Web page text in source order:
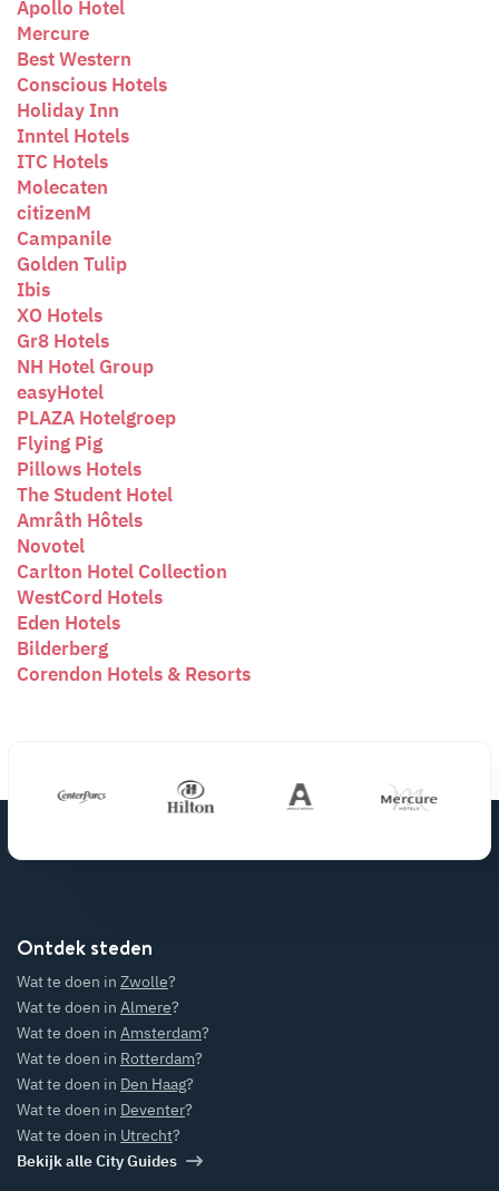
Apollo Hotel
Mercure
Best Western
Conscious Hotels
Holiday Inn
Inntel Hotels
ITC Hotels
Molecaten
citizenM
Campanile
Golden Tulip
Ibis
XO Hotels
Gr8 Hotels
NH Hotel Group
easyHotel
PLAZA Hotelgroep
Flying Pig
Pillows Hotels
The Student Hotel
Amrâth Hôtels
Novotel
Carlton Hotel Collection
WestCord Hotels
Eden Hotels
Bilderberg
Corendon Hotels & Resorts
Ontdek steden
Wat te doen in Zwolle?
Wat te doen in Almere?
Wat te doen in Amsterdam?
Wat te doen in Rotterdam?
Wat te doen in Den Haag?
Wat te doen in Deventer?
Wat te doen in Utrecht?
Bekijk alle City Guides